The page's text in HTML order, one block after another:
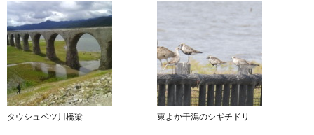
タウシュベツ川橋梁 東よか干潟のシギチドリ